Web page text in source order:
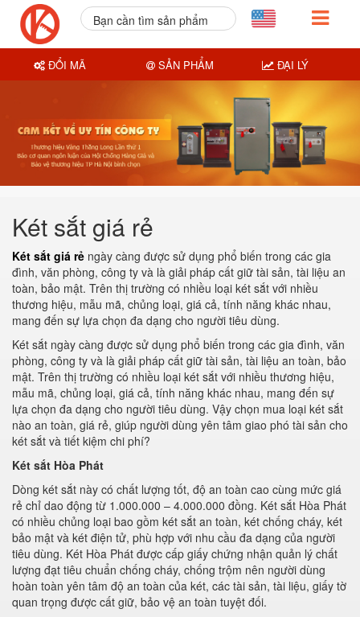
Két sắt giá rẻ
Két sắt giá rẻ ngày càng được sử dụng phổ biến trong các gia
đình, văn phòng, công ty và là giải pháp cất giữ tài sản, tài liệu an
toàn, bảo mật. Trên thị trường có nhiều loại két sắt với nhiều
thương hiệu, mẫu mã, chủng loại, giá cả, tính năng khác nhau,
mang đến sự lựa chọn đa dạng cho người tiêu dùng.
Két sắt ngày càng được sử dụng phổ biến trong các gia đình, văn
phòng, công ty và là giải pháp cất giữ tài sản, tài liệu an toàn, bảo
mật. Trên thị trường có nhiều loại két sắt với nhiều thương hiệu,
mẫu mã, chủng loại, giá cả, tính năng khác nhau, mang đến sự
lựa chọn đa dạng cho người tiêu dùng. Vậy chọn mua loại két sắt
nào an toàn, giá rẻ, giúp người dùng yên tâm giao phó tài sản cho
két sắt và tiết kiệm chi phí?
Két sắt Hòa Phát
Dòng két sắt này có chất lượng tốt, độ an toàn cao cùng mức giá
rẻ chỉ dao động từ 1.000.000 – 4.000.000 đồng. Két sắt Hòa Phát
có nhiều chủng loại bao gồm két sắt an toàn, két chống cháy, két
bảo mật và két điện tử, phù hợp với nhu cầu đa dạng của người
tiêu dùng. Két Hòa Phát được cấp giấy chứng nhận quản lý chất
lượng đạt tiêu chuẩn chống cháy, chống trộm nên người dùng
hoàn toàn yên tâm độ an toàn của két, các tài sản, tài liệu, giấy tờ
quan trọng được cất giữ, bảo vệ an toàn tuyệt đối.
Bạn cần tìm sản phẩm
ĐỔI MÃ SẢN PHẨM ĐẠI LÝ